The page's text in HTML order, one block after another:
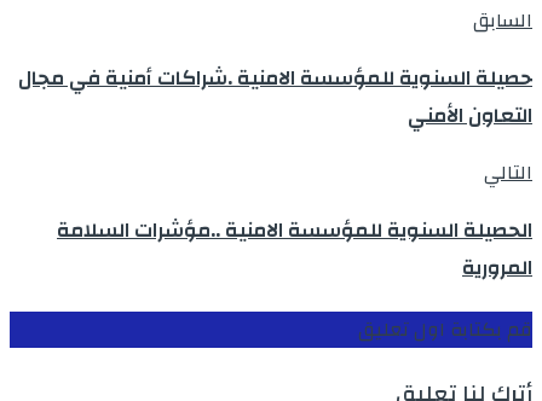
السابق
حصيلة السنوية للمؤسسة الامنية .شراكات أمنية في مجال
التعاون الأمني
التالي
الحصيلة السنوية للمؤسسة الامنية ..مؤشرات السلامة
المرورية
قم بكتابة اول تعليق